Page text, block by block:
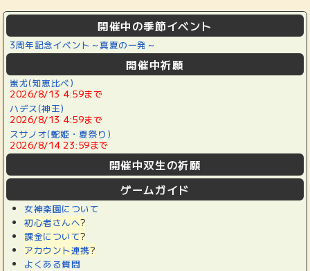
開催中の季節イベント
3周年記念イベント～真夏の一発～
開催中祈願
蚩尤(知恵比べ)
2026/8/13 4:59まで
ハデス(神王)
2026/8/13 4:59まで
スサノオ(蛇姫・夏祭り)
2026/8/14 23:59まで
開催中双生の祈願
ゲームガイド
女神楽園について
初心者さんへ?
課金について?
アカウント連携?
よくある質問